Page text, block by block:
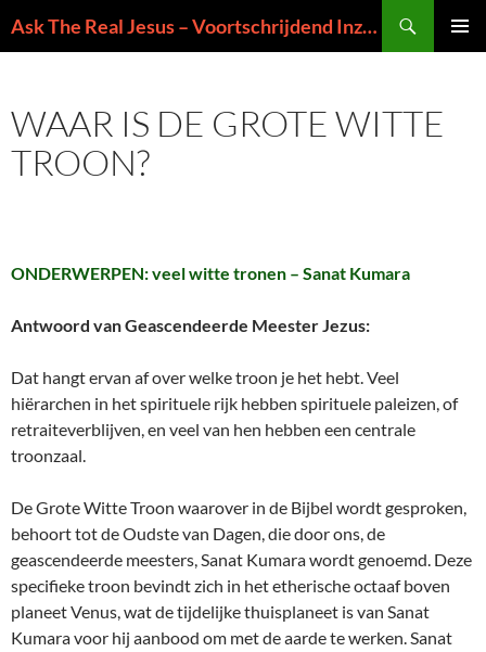
naar
Ask The Real Jesus – Voortschrijdend Inzicht in de Zin van het Leven
WAAR IS DE GROTE WITTE
TROON?
ONDERWERPEN: veel witte tronen – Sanat Kumara
Antwoord van Geascendeerde Meester Jezus:
Dat hangt ervan af over welke troon je het hebt. Veel
hiërarchen in het spirituele rijk hebben spirituele paleizen, of
retraiteverblijven, en veel van hen hebben een centrale
troonzaal.
De Grote Witte Troon waarover in de Bijbel wordt gesproken,
behoort tot de Oudste van Dagen, die door ons, de
geascendeerde meesters, Sanat Kumara wordt genoemd. Deze
specifieke troon bevindt zich in het etherische octaaf boven
planeet Venus, wat de tijdelijke thuisplaneet is van Sanat
Kumara voor hij aanbood om met de aarde te werken. Sanat